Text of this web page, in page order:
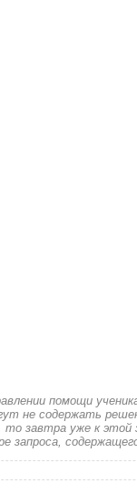
помощи
не содержать
завтра уже к
запроса,